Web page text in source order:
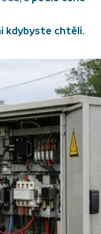
kdybyste chtěli.